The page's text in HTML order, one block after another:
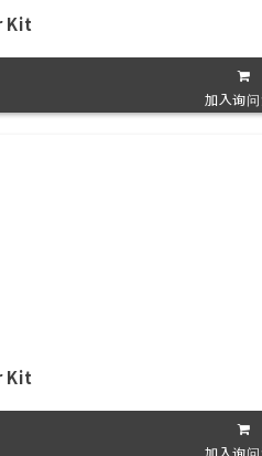
Kit
加入询
Kit
加入询